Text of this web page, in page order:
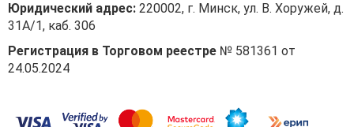
Юридический адрес: 220002, г. Минск, ул. В. Хоружей, д.
31А/1, каб. 306
Регистрация в Торговом реестре № 581361 от
24.05.2024